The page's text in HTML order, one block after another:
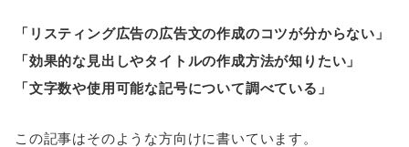
「リスティング広告の広告文の作成のコツが分からない」
「効果的な見出しやタイトルの作成方法が知りたい」
「文字数や使用可能な記号について調べている」
この記事はそのような方向けに書いています。